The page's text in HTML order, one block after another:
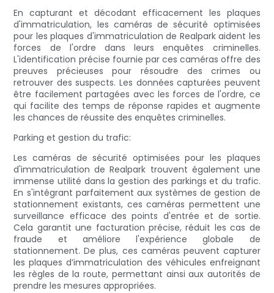
En capturant et décodant efficacement les plaques
d'immatriculation, les caméras de sécurité optimisées
pour les plaques d'immatriculation de Realpark aident les
forces de l'ordre dans leurs enquêtes criminelles.
L'identification précise fournie par ces caméras offre des
preuves précieuses pour résoudre des crimes ou
retrouver des suspects. Les données capturées peuvent
être facilement partagées avec les forces de l'ordre, ce
qui facilite des temps de réponse rapides et augmente
les chances de réussite des enquêtes criminelles.
Parking et gestion du trafic:
Les caméras de sécurité optimisées pour les plaques
d'immatriculation de Realpark trouvent également une
immense utilité dans la gestion des parkings et du trafic.
En s'intégrant parfaitement aux systèmes de gestion de
stationnement existants, ces caméras permettent une
surveillance efficace des points d'entrée et de sortie.
Cela garantit une facturation précise, réduit les cas de
fraude et améliore l'expérience globale de
stationnement. De plus, ces caméras peuvent capturer
les plaques d’immatriculation des véhicules enfreignant
les règles de la route, permettant ainsi aux autorités de
prendre les mesures appropriées.